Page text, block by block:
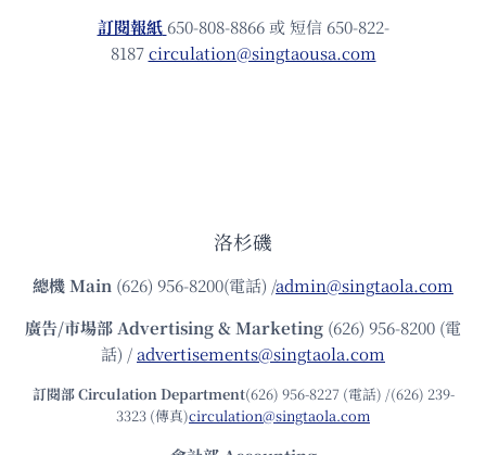
訂閱報紙 650-808-8866 或 短信 650-822-
8187circulation@singtaousa.com
洛杉磯
總機Main (626) 956-8200(電話) /admin@singtaola.com
廣告/市場部Advertising & Marketing (626) 956-8200 (電
話) /advertisements@singtaola.com
訂閱部 Circulation Department(626) 956-8227 (電話) /(626) 239-
3323 (傳真)circulation@singtaola.com